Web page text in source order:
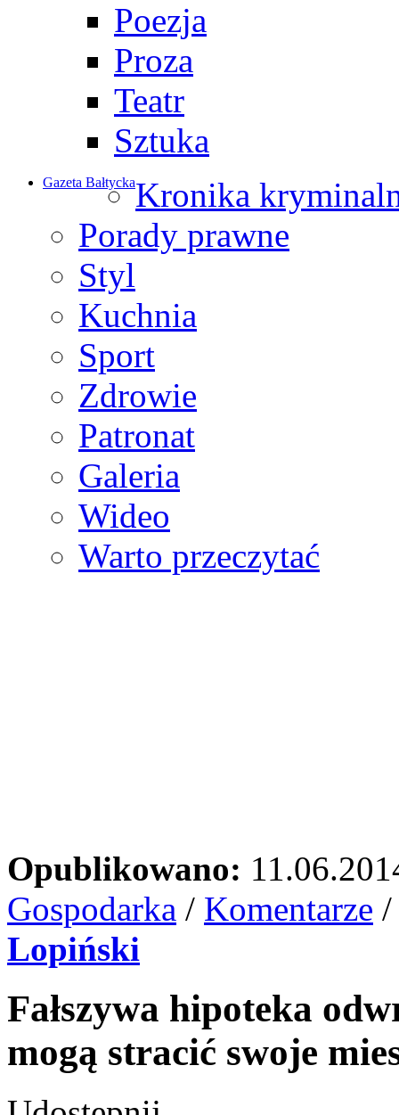
Poezja
Proza
Teatr
Sztuka
Gazeta BałtyckaKronika
Porady prawne
Styl
Kuchnia
Sport
Zdrowie
Patronat
Galeria
Wideo
Warto przeczytać
Opublikowano:
Gospodarka / Komentarze
Lopiński
Fałszywa hipoteka
mogą stracić swoje